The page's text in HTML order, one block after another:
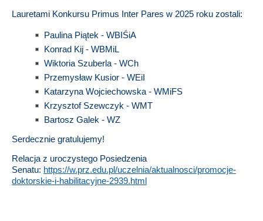
Lauretami Konkursu Primus Inter Pares w 2025 roku zostali:
Paulina Piątek - WBIŚiA
Konrad Kij - WBMiL
Wiktoria Szuberla - WCh
Przemysław Kusior - WEiI
Katarzyna Wojciechowska - WMiFS
Krzysztof Szewczyk - WMT
Bartosz Galek - WZ
Serdecznie gratulujemy!
Relacja z uroczystego Posiedzenia
Senatu: https://w.prz.edu.pl/uczelnia/aktualnosci/promocje-
doktorskie-i-habilitacyjne-2939.html